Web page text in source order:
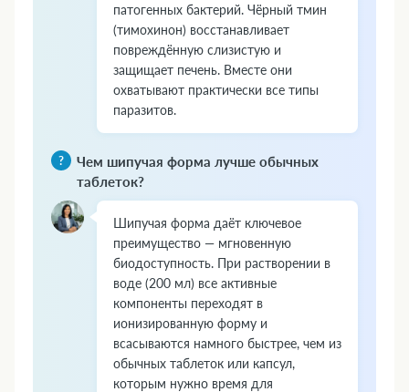
патогенных бактерий. Чёрный тмин
(тимохинон) восстанавливает
повреждённую слизистую и
защищает печень. Вместе они
охватывают практически все типы
паразитов.
Чем шипучая форма лучше обычных
таблеток?
Шипучая форма даёт ключевое
преимущество — мгновенную
биодоступность. При растворении в
воде (200 мл) все активные
компоненты переходят в
ионизированную форму и
всасываются намного быстрее, чем из
обычных таблеток или капсул,
которым нужно время для